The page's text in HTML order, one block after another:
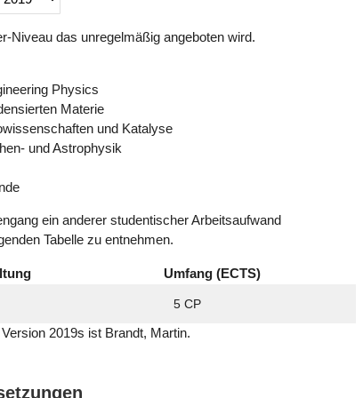
Niveau das unregelmäßig angeboten wird.
Physics
Materie
und Katalyse
und Astrophysik
ein anderer studentischer Arbeitsaufwand
Tabelle zu entnehmen.
Umfang (ECTS)
5 CP
2019s ist Brandt, Martin.